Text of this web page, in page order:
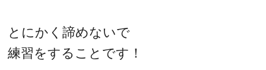
とにかく諦めないで
練習をすることです！